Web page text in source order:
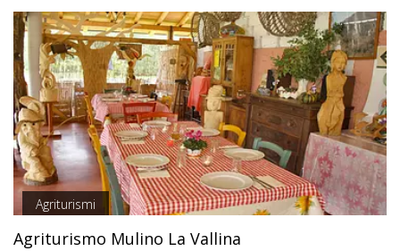
Agriturismi
Agriturismo Mulino La Vallina